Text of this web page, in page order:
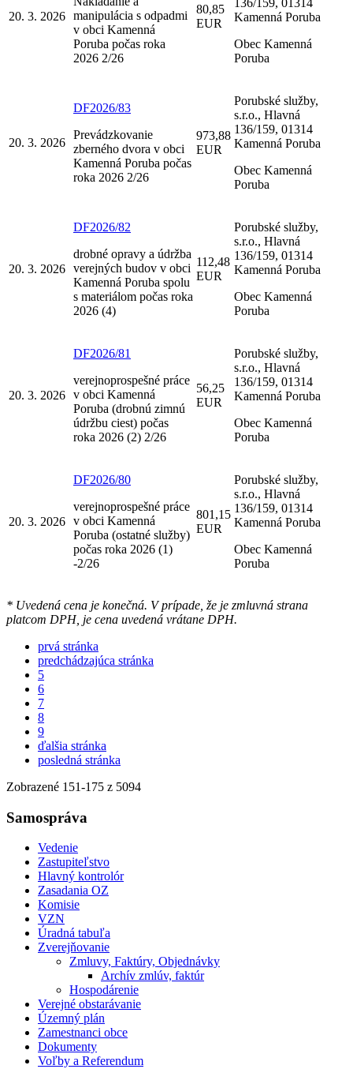
20. 3. 2026 manipulácia s odpadmi
v obci Kamenná
Poruba počas roka
2026 2/26
80,85
EUR
Kamenná Poruba
Obec Kamenná
Poruba
20. 3. 2026
DF2026/83
Prevádzkovanie
zberného dvora v obci
Kamenná Poruba počas
roka 2026 2/26
973,88
EUR
Porubské služby,
s.r.o., Hlavná
136/159, 01314
Kamenná Poruba
Obec Kamenná
Poruba
20. 3. 2026
DF2026/82
drobné opravy a údržba
verejných budov v obci
Kamenná Poruba spolu
s materiálom počas roka
2026 (4)
112,48
EUR
Porubské služby,
s.r.o., Hlavná
136/159, 01314
Kamenná Poruba
Obec Kamenná
Poruba
20. 3. 2026
DF2026/81
verejnoprospešné práce
v obci Kamenná
Poruba (drobnú zimnú
údržbu ciest) počas
roka 2026 (2) 2/26
56,25
EUR
Porubské služby,
s.r.o., Hlavná
136/159, 01314
Kamenná Poruba
Obec Kamenná
Poruba
20. 3. 2026
DF2026/80
verejnoprospešné práce
v obci Kamenná
Poruba (ostatné služby)
počas roka 2026 (1)
-2/26
801,15
EUR
Porubské služby,
s.r.o., Hlavná
136/159, 01314
Kamenná Poruba
Obec Kamenná
Poruba
* Uvedená cena je konečná. V prípade, že je zmluvná strana
platcom DPH, je cena uvedená vrátane DPH.
prvá stránka
predchádzajúca stránka
5
6
7
8
9
ďalšia stránka
posledná stránka
Zobrazené 151-175 z 5094
Samospráva
Vedenie
Zastupiteľstvo
Hlavný kontrolór
Zasadania OZ
Komisie
VZN
Úradná tabuľa
Zverejňovanie
Zmluvy, Faktúry, Objednávky
Archív zmlúv, faktúr
Hospodárenie
Verejné obstarávanie
Územný plán
Zamestnanci obce
Dokumenty
Voľby a Referendum